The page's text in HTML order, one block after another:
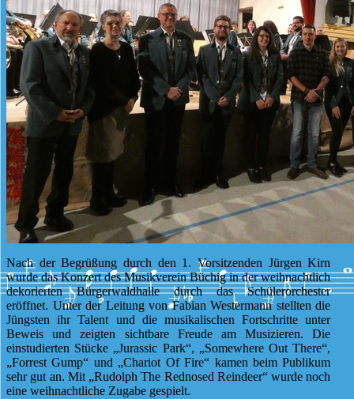
Nach der Begrüßung durch den 1. Vorsitzenden Jürgen Kirn
wurde das Konzert des Musikverein Büchig in der weihnachtlich
dekorierten Bürgerwaldhalle durch das Schülerorchester
eröffnet. Unter der Leitung von Fabian Westermann stellten die
Jüngsten ihr Talent und die musikalischen Fortschritte unter
Beweis und zeigten sichtbare Freude am Musizieren. Die
einstudierten Stücke „Jurassic Park“, „Somewhere Out There“,
„Forrest Gump“ und „Chariot Of Fire“ kamen beim Publikum
sehr gut an. Mit „Rudolph The Rednosed Reindeer“ wurde noch
eine weihnachtliche Zugabe gespielt.